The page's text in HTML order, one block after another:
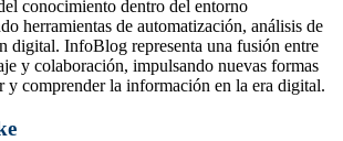
conocimiento dentro del entorno
herramientas de automatización, análisis de
digital. InfoBlog representa una fusión entre
y colaboración, impulsando nuevas formas
y comprender la información en la era digital.